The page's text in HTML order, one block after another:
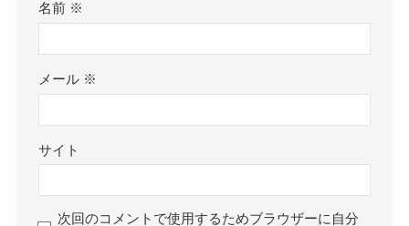
名前 ※
メール ※
サイト
次回のコメントで使用するためブラウザーに自分